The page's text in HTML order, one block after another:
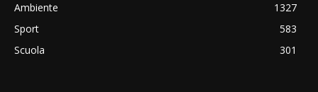
Ambiente
1327
Sport
583
Scuola
301